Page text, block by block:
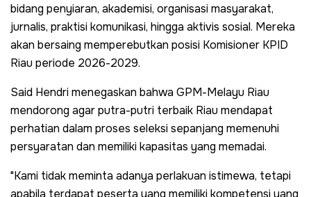
bidang penyiaran, akademisi, organisasi masyarakat,
jurnalis, praktisi komunikasi, hingga aktivis sosial. Mereka
akan bersaing memperebutkan posisi Komisioner KPID
Riau periode 2026-2029.
Said Hendri menegaskan bahwa GPM-Melayu Riau
mendorong agar putra-putri terbaik Riau mendapat
perhatian dalam proses seleksi sepanjang memenuhi
persyaratan dan memiliki kapasitas yang memadai.
"Kami tidak meminta adanya perlakuan istimewa, tetapi
apabila terdapat peserta yang memiliki kompetensi yang